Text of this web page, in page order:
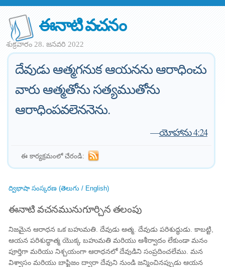
ఈనాటి వచనం
శుక్రవారం 28. జనవరి 2022
దేవుడు ఆత్మగనుక ఆయనను ఆరాధించు
వారు ఆత్మతోను సత్యముతోను
ఆరాధింపవలెననెను.
—యోహాను 4:24
ఈ కార్యక్రమంలో చేరండి:
ద్విభాషా సంస్కరణ (తెలుగు / English)
ఈనాటి వచనమునుగూర్చిన తలంపు
నిజమైన ఆరాధన ఒక బహుమతి. దేవుడు ఆత్మ. దేవుడు పరిశుద్ధుడు. కాబట్టి,
ఆయన పరిశుద్ధాత్మ యొక్క బహుమతి మరియు ఆశీర్వాదం లేకుండా మనం
పూర్తిగా మరియు నిశ్చయంగా ఆరాధనలో దేవుడిని సంప్రదించలేము. మన
విశ్వాసం మరియు బాప్టిజం ద్వారా దేవుని నుండి జన్మించినప్పుడు ఆయన